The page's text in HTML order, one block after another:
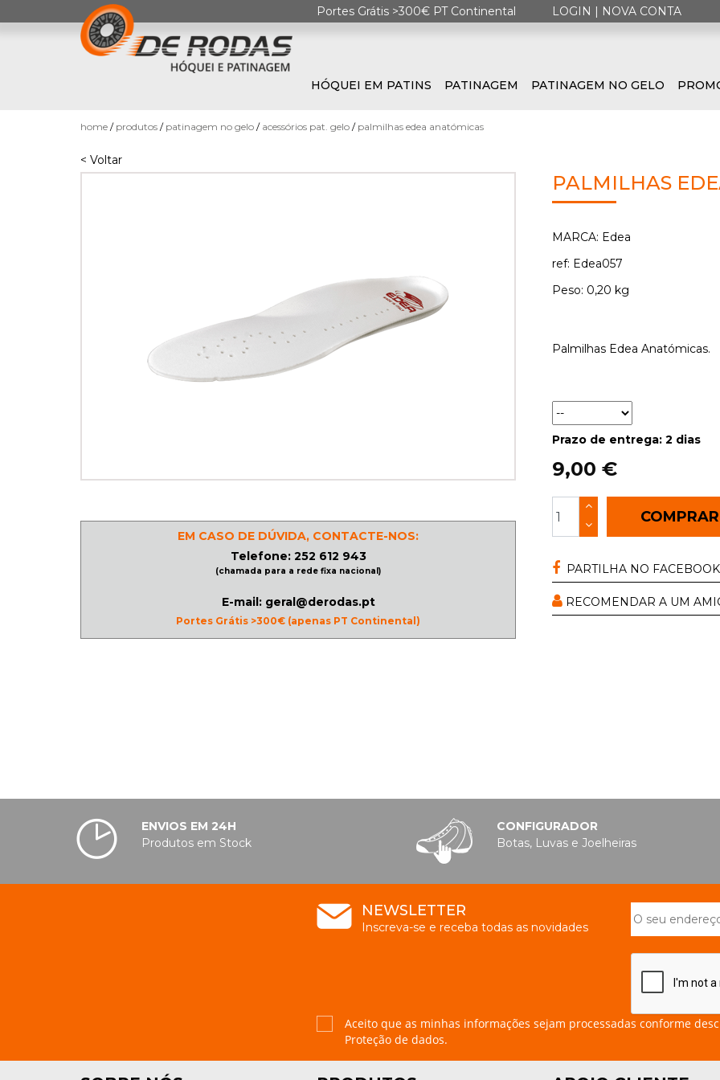
Portes Grátis >300€ PT Continental LOGIN | NOVA CONTA
HÓQUEI EM PATINS PATINAGEM PATINAGEM NO GELO
home produtos patinagem no gelo acessórios pat. gelo palmilhas edea anatómicas
< Voltar
EM CASO DE DÚVIDA, CONTACTE-NOS:
Telefone: 252 612 943
(chamada para a rede fixa nacional)
E-mail: geral@derodas.pt
Portes Grátis >300€ (apenas PT Continental)
PALMILHAS
MARCA: Edea
ref: Edea057
Peso: 0,20 kg
Palmilhas Edea Anatómicas.
Prazo de entrega: 2 dias
9,00 €
PARTILHA NO FACEBOOK
RECOMENDAR A UM
ENVIOS EM 24H
Produtos em Stock
CONFIGURADOR
Botas, Luvas e Joelheiras
NEWSLETTER
Inscreva-se e receba todas as novidades
Aceito que as minhas informações sejam processadas conforme
Proteção de dados.